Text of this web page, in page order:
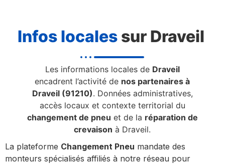
Infos localessur Draveil
Les informations locales de Draveil
encadrent l’activité de nos partenaires à
Draveil (91210). Données administratives,
accès locaux et contexte territorial du
changement de pneu et de la réparation de
crevaison à Draveil.
La plateforme Changement Pneu mandate des
monteurs spécialisés affiliés à notre réseau pour